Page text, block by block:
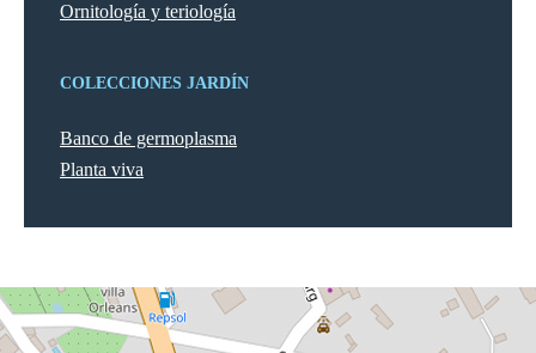
Ornitología y teriología
COLECCIONES JARDÍN
Banco de germoplasma
Planta viva